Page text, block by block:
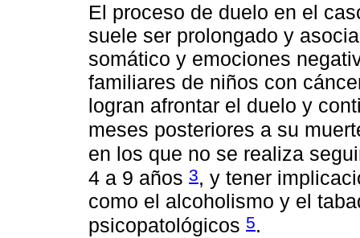
El proceso de duelo en el
suele ser prolongado y
somático y emociones
familiares de niños con
logran afrontar el duelo y
meses posteriores a su
en los que no se realiza
4 a 9 años 3, y tener
como el alcoholismo y el
psicopatológicos 5.